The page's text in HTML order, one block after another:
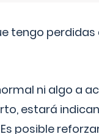
tengo
ni algo a
estará
posible